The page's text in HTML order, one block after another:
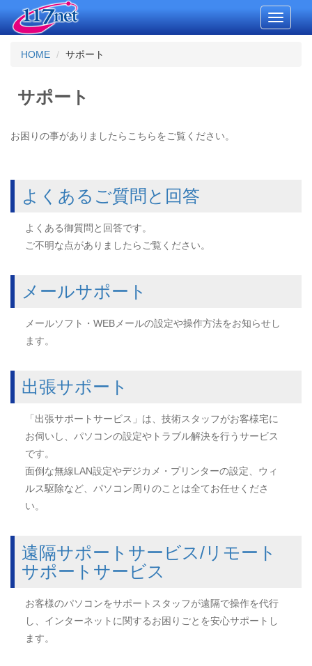
Toggle
HOME
サポート
サポート
お困りの事がありましたらこちらをご覧ください。
よくあるご質問と回答
よくある御質問と回答です。
ご不明な点がありましたらご覧ください。
メールサポート
メールソフト・WEBメールの設定や操作方法をお知らせし
ます。
出張サポート
「出張サポートサービス」は、技術スタッフがお客様宅に
お伺いし、パソコンの設定やトラブル解決を行うサービス
です。
面倒な無線LAN設定やデジカメ・プリンターの設定、ウィ
ルス駆除など、パソコン周りのことは全てお任せくださ
い。
遠隔サポートサービス/リモート
サポートサービス
お客様のパソコンをサポートスタッフが遠隔で操作を代行
し、インターネットに関するお困りごとを安心サポートし
ます。